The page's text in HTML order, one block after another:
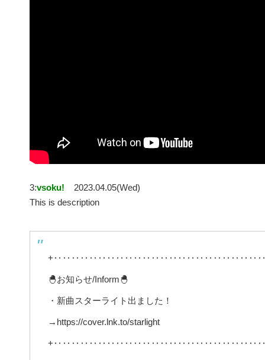
3:vsoku!
2023.04.05(Wed)
This is description
🐣お知らせ/Inform🐣
・新曲スターライト出ました！
→https://cover.lnk.to/starlight